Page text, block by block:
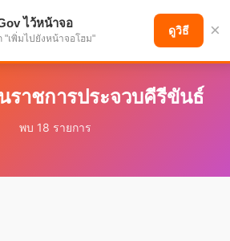
ออนาคตที่ก้าวหน้า
ราชการประจวบคีรีขันธ์
พบ 18 รายการ
ไว้หน้าจอ
"เพิ่มไปยังหน้าจอโฮม"
ดูวิธี ×